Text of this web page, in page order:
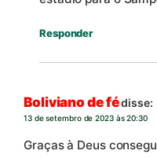
Responder
Boliviano de fédisse:
13 de setembro de 2023 às 20:30
Graças à Deus